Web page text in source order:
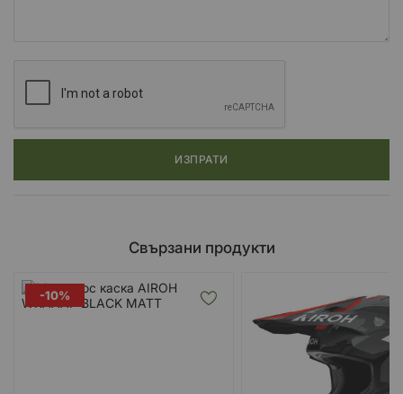
ИЗПРАТИ
Свързани продукти
-10%